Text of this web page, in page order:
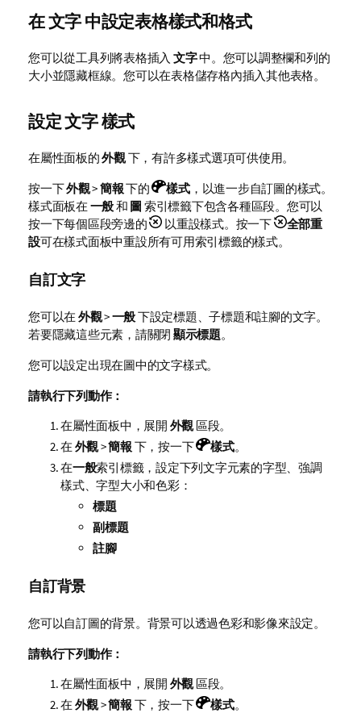
在文字中設定表格樣式和格式
您可以從工具列將表格插入 文字中。您可以調整欄和列的
大小並隱藏框線。您可以在表格儲存格內插入其他表格。
設定文字樣式
在屬性面板的外觀下，有許多樣式選項可供使用。
按一下外觀>簡報下的 樣式，以進一步自訂圖的樣式。
樣式面板在 一般和 圖 索引標籤下包含各種區段。您可以
按一下每個區段旁邊的
以重設樣式。按一下
全部重
設可在樣式面板中重設所有可用索引標籤的樣式。
自訂文字
您可以在 外觀>一般下設定標題、子標題和註腳的文字。
若要隱藏這些元素，請關閉 顯示標題。
您可以設定出現在圖中的文字樣式。
請執行下列動作：
在屬性面板中，展開 外觀區段。
在 外觀>簡報 下，按一下 樣式。
在一般索引標籤，設定下列文字元素的字型、強調
樣式、字型大小和色彩：
標題
副標題
註腳
自訂背景
您可以自訂圖的背景。背景可以透過色彩和影像來設定。
請執行下列動作：
在屬性面板中，展開 外觀區段。
在 外觀>簡報 下，按一下 樣式。